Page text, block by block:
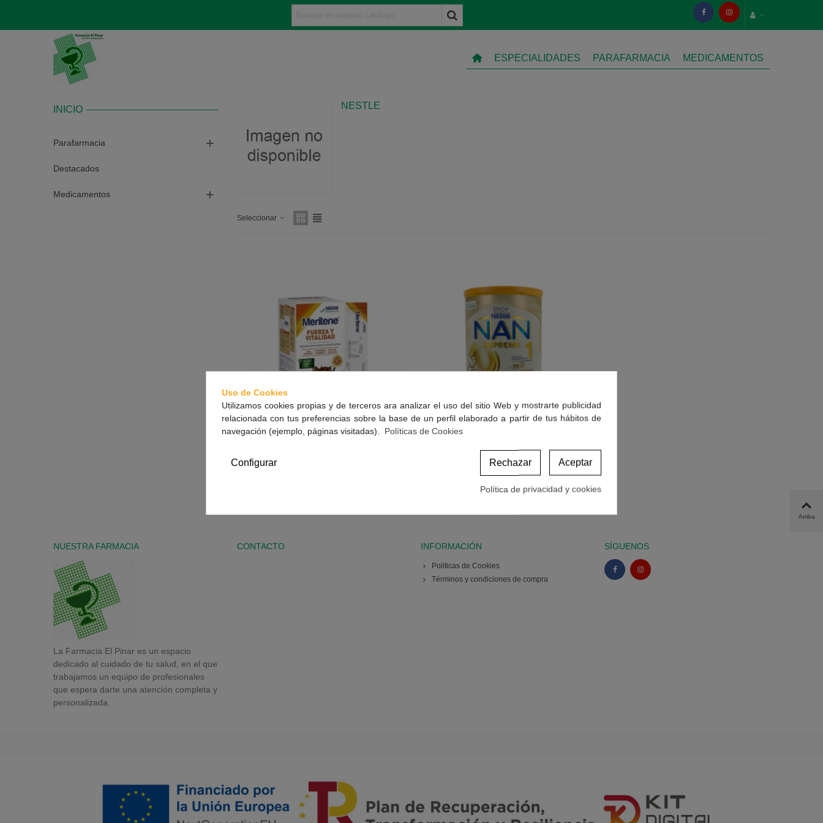
ESPECIALIDADES PARAFARMACIA MEDICAMENTOS
INICIO
Parafarmacia
Destacados
Medicamentos
NESTLE
Seleccionar
Nestle Nan Supreme 1 800 Gramos
NUESTRA FARMACIA
La Farmacia El Pinar es un espacio
dedicado al cuidado de tu salud, en el que
trabajamos un equipo de profesionales
que espera darte una atención completa y
personalizada.
CONTACTO INFORMACIÓN
Politicas de Cookies
Términos y condiciones de compra
SÍGUENOS
Arriba
Uso de Cookies
Utilizamos cookies propias y de terceros ara analizar el uso del sitio Web y mostrarte publicidad
relacionada con tus preferencias sobre la base de un perfil elaborado a partir de tus hábitos de
navegación (ejemplo, páginas visitadas). Políticas de Cookies
Aceptar
Rechazar
Configurar
Política de privacidad y cookies